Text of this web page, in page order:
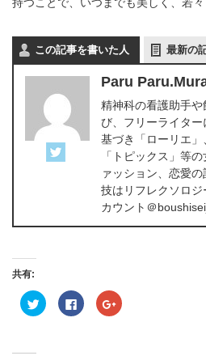
この記事を書いた人 最新の
Paru
精神科の看護助手
び、フリーライタ
基づき「ローリエ」
「トピックス」等
ァッション、恋愛
技はリフレクソロ
カウント＠
共有:
ク
リ
Facebook
で
ク
リ